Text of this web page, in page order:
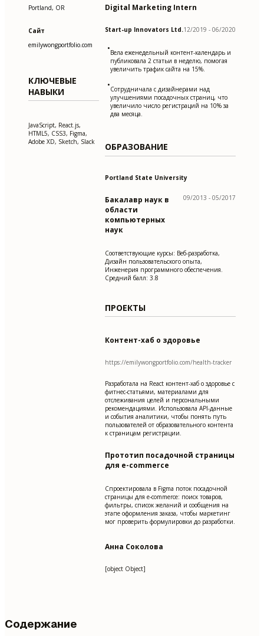
Portland, OR
Сайт
emilywongportfolio.com
КЛЮЧЕВЫЕ
НАВЫКИ
JavaScript, React.js,
HTML5, CSS3, Figma,
Adobe XD, Sketch, Slack
Digital Marketing Intern
Start-up Innovators Ltd.12/2019 - 06/2020
•Вела еженедельный контент-календарь и
публиковала 2 статьи в неделю, помогая
увеличить трафик сайта на 15%.
•Сотрудничала с дизайнерами над
улучшениями посадочных страниц, что
увеличило число регистраций на 10% за
два месяца.
ОБРАЗОВАНИЕ
Portland State University
Бакалавр наук в
области
компьютерных
наук
09/2013 - 05/2017
Соответствующие курсы: Веб-разработка,
Дизайн пользовательского опыта,
Инженерия программного обеспечения.
Средний балл: 3.8
ПРОЕКТЫ
Контент-хаб о здоровье
https://emilywongportfolio.com/health-tracker
Разработала на React контент-хаб о здоровье с
фитнес-статьями, материалами для
отслеживания целей и персональными
рекомендациями. Использовала API-данные
и события аналитики, чтобы понять путь
пользователей от образовательного контента
к страницам регистрации.
Прототип посадочной страницы
для e-commerce
Спроектировала в Figma поток посадочной
страницы для e-commerce: поиск товаров,
фильтры, список желаний и сообщения на
этапе оформления заказа, чтобы маркетинг
мог проверить формулировки до разработки.
Анна Соколова
[object Object]
Содержание